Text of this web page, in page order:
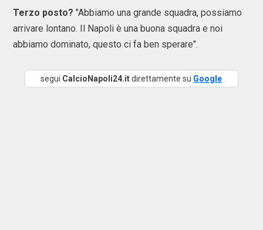
Terzo posto? "Abbiamo una grande squadra, possiamo
arrivare lontano. Il Napoli è una buona squadra e noi
abbiamo dominato, questo ci fa ben sperare".
segui CalcioNapoli24.itdirettamente su Google